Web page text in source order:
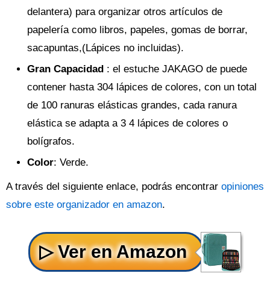
delantera) para organizar otros artículos de
papelería como libros, papeles, gomas de borrar,
sacapuntas,(Lápices no incluidas).
Gran Capacidad : el estuche JAKAGO de puede
contener hasta 304 lápices de colores, con un total
de 100 ranuras elásticas grandes, cada ranura
elástica se adapta a 3 4 lápices de colores o
bolígrafos.
Color: Verde.
A través del siguiente enlace, podrás encontrar opiniones
sobre este organizador en amazon.